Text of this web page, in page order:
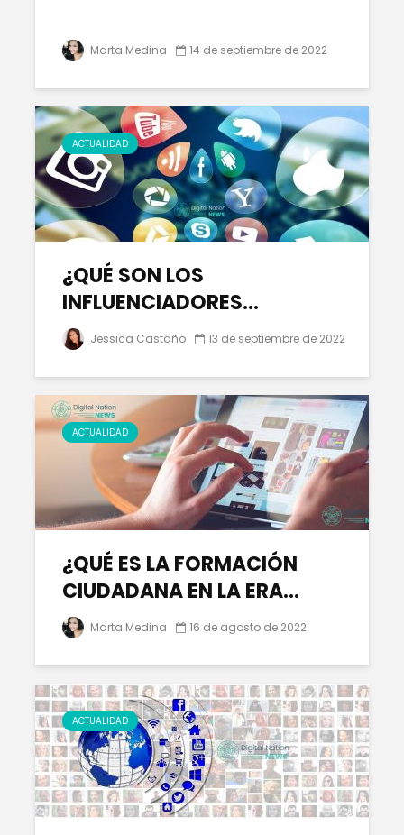
Marta Medina 14 de septiembre de 2022
ACTUALIDAD
¿QUÉ SON LOS
INFLUENCIADORES...
Jessica Castaño 13 de septiembre de 2022
ACTUALIDAD
¿QUÉ ES LA FORMACIÓN
CIUDADANA EN LA ERA...
Marta Medina 16 de agosto de 2022
ACTUALIDAD